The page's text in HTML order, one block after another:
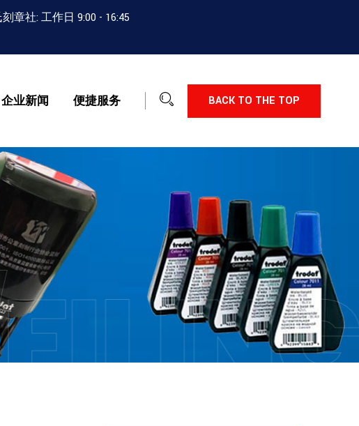
章社: 工作日 9:00 - 16:45
企业新闻 便捷服务 BACK TO THE TOP